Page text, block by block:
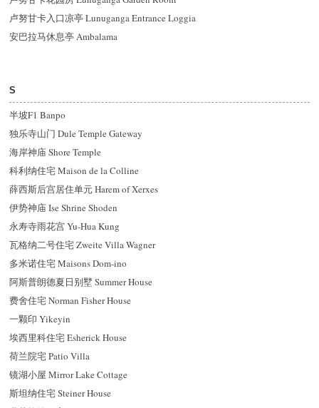
卢努甘卡入口凉亭 Lunuganga Entrance Loggia
安巴拉马休息亭 Ambalama
S
半坡F1 Banpo
独乐寺山门 Dule Temple Gateway
海岸神庙 Shore Temple
科利纳住宅 Maison de la Colline
薛西斯后宫居住单元 Harem of Xerxes
伊势神庙 Ise Shrine Shoden
永寿寺雨花宫 Yu-Hua Kung
瓦格纳二号住宅 Zweite Villa Wagner
多米诺住宅 Maisons Dom-ino
阿斯普朗德夏日别墅 Summer House
费舍住宅 Norman Fisher House
一颗印 Yikeyin
埃西里科住宅 Esherick House
荷兰院宅 Patio Villa
镜湖小屋 Mirror Lake Cottage
斯坦纳住宅 Steiner House